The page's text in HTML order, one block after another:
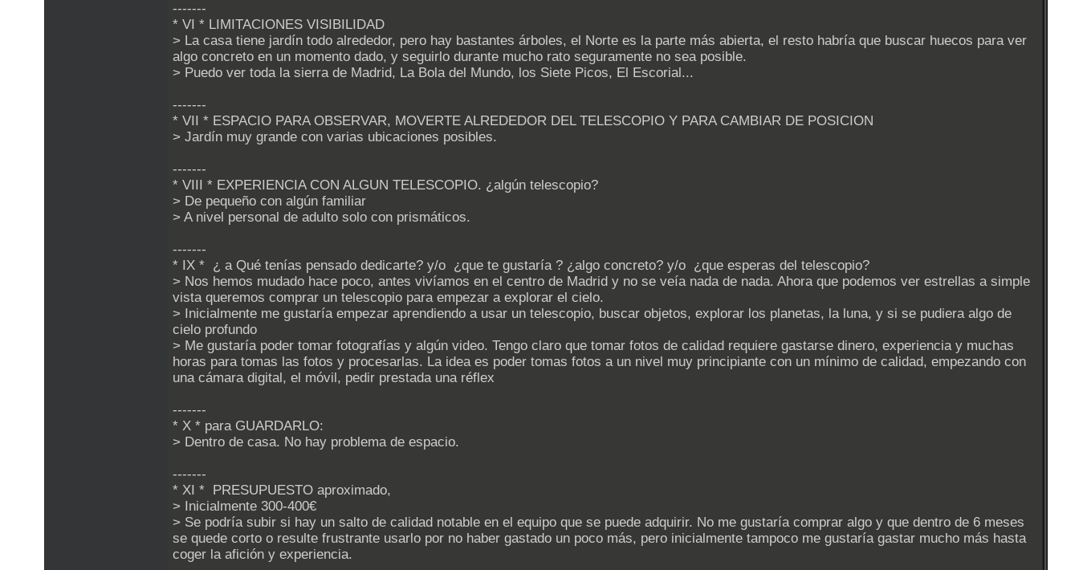
-------
* VI * LIMITACIONES VISIBILIDAD
> La casa tiene jardín todo alrededor, pero hay bastantes árboles, el Norte es la parte más abierta, el resto habría que buscar huecos para ver
algo concreto en un momento dado, y seguirlo durante mucho rato seguramente no sea posible.
> Puedo ver toda la sierra de Madrid, La Bola del Mundo, los Siete Picos, El Escorial...
-------
* VII * ESPACIO PARA OBSERVAR, MOVERTE ALREDEDOR DEL TELESCOPIO Y PARA CAMBIAR DE POSICION
> Jardín muy grande con varias ubicaciones posibles.
-------
* VIII * EXPERIENCIA CON ALGUN TELESCOPIO. ¿algún telescopio?
> De pequeño con algún familiar
> A nivel personal de adulto solo con prismáticos.
-------
* IX * ¿ a Qué tenías pensado dedicarte? y/o ¿que te gustaría ? ¿algo concreto? y/o ¿que esperas del telescopio?
> Nos hemos mudado hace poco, antes vivíamos en el centro de Madrid y no se veía nada de nada. Ahora que podemos ver estrellas a simple
vista queremos comprar un telescopio para empezar a explorar el cielo.
> Inicialmente me gustaría empezar aprendiendo a usar un telescopio, buscar objetos, explorar los planetas, la luna, y si se pudiera algo de
cielo profundo
> Me gustaría poder tomar fotografías y algún video. Tengo claro que tomar fotos de calidad requiere gastarse dinero, experiencia y muchas
horas para tomas las fotos y procesarlas. La idea es poder tomas fotos a un nivel muy principiante con un mínimo de calidad, empezando con
una cámara digital, el móvil, pedir prestada una réflex
-------
* X * para GUARDARLO:
> Dentro de casa. No hay problema de espacio.
-------
* XI * PRESUPUESTO aproximado,
> Inicialmente 300-400€
> Se podría subir si hay un salto de calidad notable en el equipo que se puede adquirir. No me gustaría comprar algo y que dentro de 6 meses
se quede corto o resulte frustrante usarlo por no haber gastado un poco más, pero inicialmente tampoco me gustaría gastar mucho más hasta
coger la afición y experiencia.